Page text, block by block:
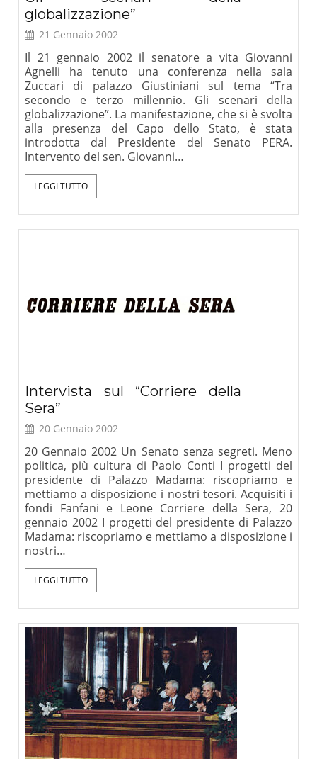
globalizzazione”
21 Gennaio 2002
Il 21 gennaio 2002 il senatore a vita Giovanni
Agnelli ha tenuto una conferenza nella sala
Zuccari di palazzo Giustiniani sul tema “Tra
secondo e terzo millennio. Gli scenari della
globalizzazione”. La manifestazione, che si è svolta
alla presenza del Capo dello Stato, è stata
introdotta dal Presidente del Senato PERA.
Intervento del sen. Giovanni…
LEGGI TUTTO
Intervista sul “Corriere della
Sera”
20 Gennaio 2002
20 Gennaio 2002 Un Senato senza segreti. Meno
politica, più cultura di Paolo Conti I progetti del
presidente di Palazzo Madama: riscopriamo e
mettiamo a disposizione i nostri tesori. Acquisiti i
fondi Fanfani e Leone Corriere della Sera, 20
gennaio 2002 I progetti del presidente di Palazzo
Madama: riscopriamo e mettiamo a disposizione i
nostri…
LEGGI TUTTO